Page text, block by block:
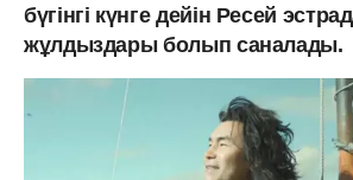
бүгінгі күнге дейін Ресей
жұлдыздары болып саналады.